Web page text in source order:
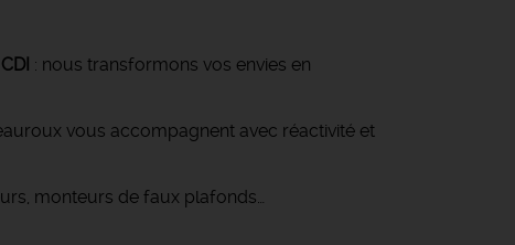
: nous transformons vos envies en
vous accompagnent avec réactivité et
monteurs de faux plafonds…